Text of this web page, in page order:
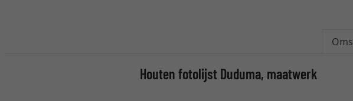
Houten fotolijst Duduma, maatwerk